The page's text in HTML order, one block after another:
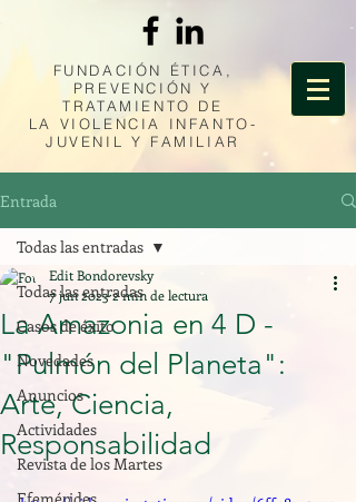
FUNDACIÓN ÉTICA,
PREVENCIÓN Y
TRATAMIENTO DE
LA VIOLENCIA INFANTO-
JUVENIL Y FAMILIAR
Entrada
Todas las entradas
Casos de éxito
Novedades
Anuncios
Actividades
Revista de los Martes
Todas las entradas
La Amazonia en 4 D -
"Pulmón del Planeta":
Arte, Ciencia,
Responsabilidad
Edit Bondorevsky
7 jun 20232 min de lectura